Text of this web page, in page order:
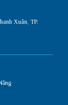
Xuân, TP.